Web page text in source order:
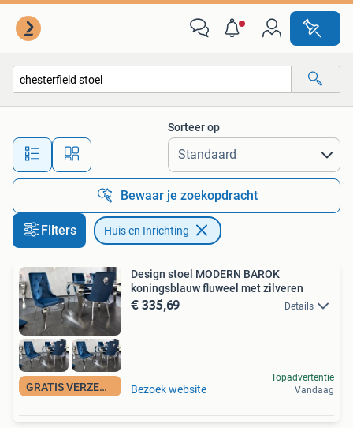
Alle afstanden…
Sorteer op
Bewaar je zoekopdracht
Filters Huis en Inrichting
GRATIS VERZENDING
Design stoel MODERN BAROK
koningsblauw fluweel met zilveren
€ 335,69 Details
Bezoek website
Topadvertentie
Vandaag